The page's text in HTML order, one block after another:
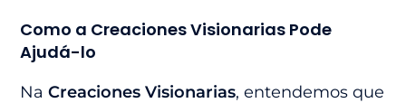
Como a Creaciones Visionarias Pode
Ajudá-lo
NaCreaciones Visionarias, entendemos que